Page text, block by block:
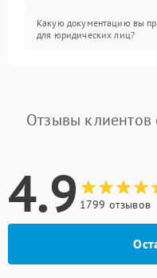
Какую документацию вы
для юридических лиц?
Отзывы клиентов
4.9 1799 отзывов